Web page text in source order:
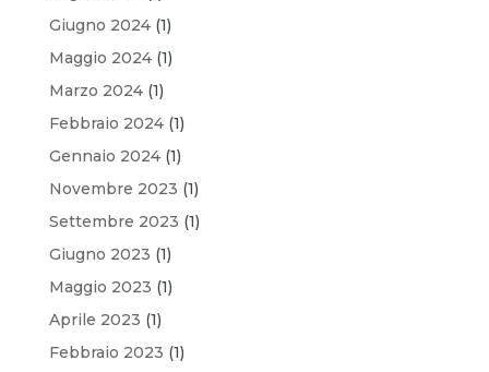
Giugno 2024(1)
Maggio 2024(1)
Marzo 2024(1)
Febbraio 2024(1)
Gennaio 2024(1)
Novembre 2023 (1)
Settembre 2023 (1)
Giugno 2023 (1)
Maggio 2023 (1)
Aprile 2023 (1)
Febbraio 2023 (1)